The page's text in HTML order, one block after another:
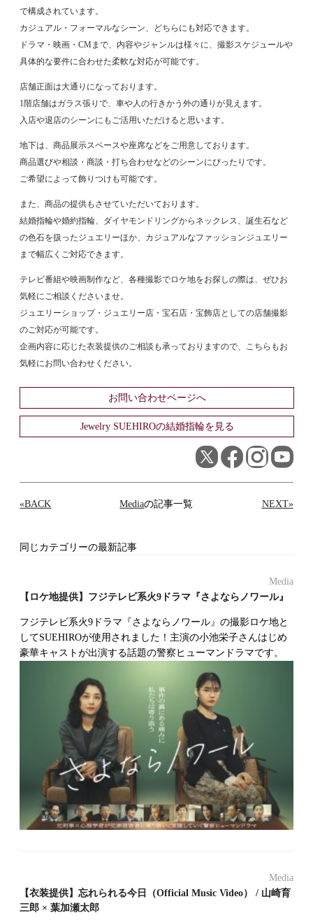
で構成されています。
カジュアル・フォーマルなシーン、どちらにも対応できます。
ドラマ・映画・CMまで、内容やジャンルは様々に、撮影スケジュールや
具体的な要件に合わせた柔軟な対応が可能です。
店舗正面は大通りになっております。
1階店舗はガラス張りで、車や人の行きかう外の通りが見えます。
入店や退店のシーンにもご活用いただけると思います。
地下は、商品展示スペースや座席などをご用意しております。
商品選びや相談・商談・打ち合わせなどのシーンにぴったりです。
ご希望によって飾りつけも可能です。
また、商品の提供もさせていただいております。
結婚指輪や婚約指輪、ダイヤモンドリングからネックレス、誕生石など
の色石を扱ったジュエリーほか、カジュアルなファッションジュエリー
まで幅広くご対応できます。
テレビ番組や映画制作など、各種撮影でロケ地をお探しの際は、ぜひお
気軽にご相談くださいませ。
ジュエリーショップ・ジュエリー店・宝石店・宝飾店としての店舗撮影
のご対応が可能です。
企画内容に応じた衣装提供のご相談も承っておりますので、こちらもお
気軽にお問い合わせください。
お問い合わせページへ
Jewelry SUEHIROの結婚指輪を見る
«BACK Mediaの記事一覧 NEXT»
同じカテゴリーの最新記事
Media
【ロケ地提供】フジテレビ系火9ドラマ『さよならノワール』
フジテレビ系火9ドラマ『さよならノワール』の撮影ロケ地と
してSUEHIROが使用されました！主演の小池栄子さんはじめ
豪華キャストが出演する話題の警察ヒューマンドラマです。
Media
【衣装提供】忘れられる今日（Official Music Video） / 山崎育
三郎 × 葉加瀬太郎